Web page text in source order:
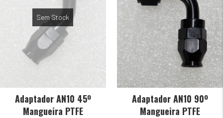
Sem Stock
Adaptador AN10 45º
Mangueira PTFE
Adaptador AN10 90º
Mangueira PTFE